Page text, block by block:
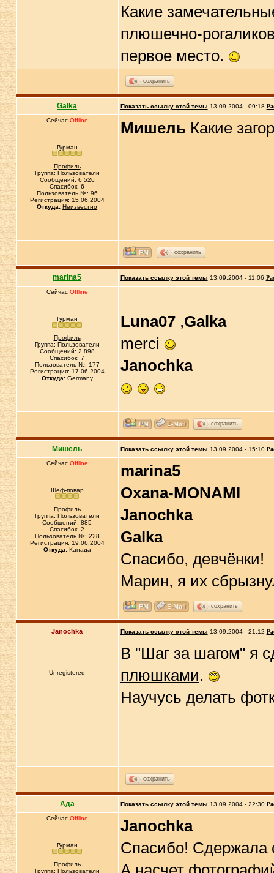
Какие
плюшечно-
первое место.
сохранить
Galka Показать ссылку этой темы 13.09.2004 - 09:18
Сейчас Offline
Гурман
Профиль
Группа: Пользователи
Сообщений: 6 526
Спасибок: 6
Пользователь №: 96
Регистрация: 15.06.2004
Откуда: Неизвестно
Мишель Какие
сохранить
marina5 Показать ссылку этой темы 13.09.2004 - 11:06
Сейчас Offline
Гурман
Профиль
Группа: Пользователи
Сообщений: 2 898
Спасибок: 7
Пользователь №: 177
Регистрация: 17.06.2004
Откуда:Germany
Luna07,Galka
merci
Janochka
сохранить
Мишель Показать ссылку этой темы 13.09.2004 - 15:10
Сейчас Offline
Шеф-повар
Профиль
Группа: Пользователи
Сообщений: 885
Спасибок: 2
Пользователь №: 228
Регистрация: 19.06.2004
Откуда:Канада
marina5
Oxana-MONAMI
Janochka
Galka
Спасибо, девчёнки!
Марин, я их
сохранить
Janochka Показать ссылку этой темы 13.09.2004 - 21:12
Unregistered
В "Шаг за шагом" я
плюшками.
Научусь делать
сохранить
Ада Показать ссылку этой темы 13.09.2004 - 22:30
Сейчас Offline
Гурман
Профиль
Группа: Пользователи
Janochka
Спасибо! Сдержала